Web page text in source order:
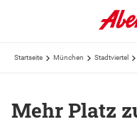
Startseite München Stadtviertel
Mehr Platz